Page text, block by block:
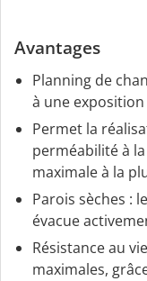
Avantages
Planning de
à une
Permet la
perméabilité à
maximale à la
Parois sèches :
évacue
Résistance au
maximales,